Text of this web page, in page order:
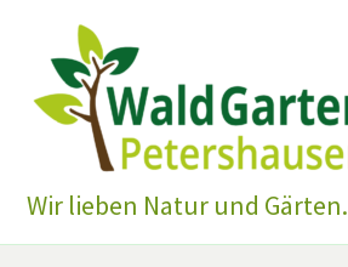
springen
Wir lieben Natur und Gärten.